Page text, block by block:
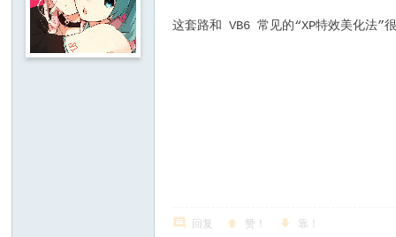
这套路和 VB6 常见的“XP特效美化法”
回复 赞！ 靠！